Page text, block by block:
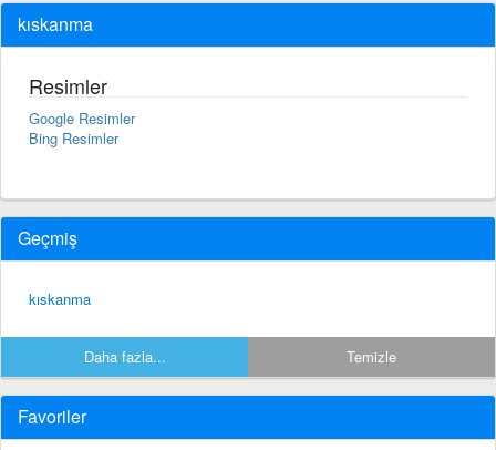
kıskanma
Resimler
Google Resimler
Bing Resimler
Geçmiş
kıskanma
Daha fazla... Temizle
Favoriler